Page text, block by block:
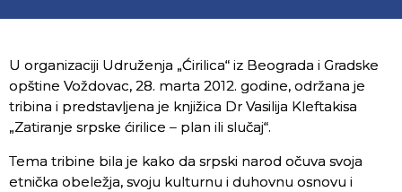
U organizaciji Udruženja „Ćirilica“ iz Beograda i Gradske
opštine Voždovac, 28. marta 2012. godine, održana je
tribina i predstavljena je knjižica Dr Vasilija Kleftakisa
„Zatiranje srpske ćirilice – plan ili slučaj“.
Tema tribine bila je kako da srpski narod očuva svoja
etnička obeležja, svoju kulturnu i duhovnu osnovu i